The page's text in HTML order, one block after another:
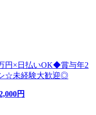
円×日払いOK◆賞与年2
☆未経験大歓迎◎
円